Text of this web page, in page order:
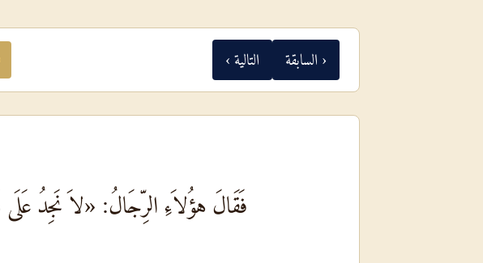
‹ السابقة التالية ›
فَقَالَ هؤُلاَءِ الرِّجَالُ: «لاَ نَجِدُ